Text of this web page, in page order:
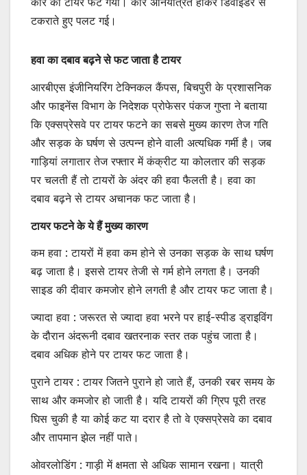
टकराते हुए पलट गई।
हवा का दबाव बढ़ने से फट जाता है टायर
आरबीएस इंजीनियरिंग टेक्निकल कैंपस, बिचपुरी के प्रशासनिक
और फाइनेंस विभाग के निदेशक प्रोफेसर पंकज गुप्ता ने बताया
कि एक्सप्रेसवे पर टायर फटने का सबसे मुख्य कारण तेज गति
और सड़क के घर्षण से उत्पन्न होने वाली अत्यधिक गर्मी है। जब
गाड़ियां लगातार तेज रफ्तार में कंक्रीट या कोलतार की सड़क
पर चलती हैं तो टायरों के अंदर की हवा फैलती है। हवा का
दबाव बढ़ने से टायर अचानक फट जाता है।
टायर फटने के ये हैं मुख्य कारण
कम हवा : टायरों में हवा कम होने से उनका सड़क के साथ घर्षण
बढ़ जाता है। इससे टायर तेजी से गर्म होने लगता है। उनकी
साइड की दीवार कमजोर होने लगती है और टायर फट जाता है।
ज्यादा हवा : जरूरत से ज्यादा हवा भरने पर हाई-स्पीड ड्राइविंग
के दौरान अंदरूनी दबाव खतरनाक स्तर तक पहुंच जाता है।
दबाव अधिक होने पर टायर फट जाता है।
पुराने टायर : टायर जितने पुराने हो जाते हैं, उनकी रबर समय के
साथ और कमजोर हो जाती है। यदि टायरों की ग्रिप पूरी तरह
घिस चुकी है या कोई कट या दरार है तो वे एक्सप्रेसवे का दबाव
और तापमान झेल नहीं पाते।
ओवरलोडिंग : गाड़ी में क्षमता से अधिक सामान रखना। यात्री